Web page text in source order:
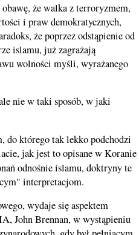
że walka z terroryzmem,
i praw demokratycznych,
że poprzez odstąpienie od
islamu, już zagrażają
wolności myśli, wyrażanego
nie w taki sposób, w jaki
którego tak lekko podchodzi
jak jest to opisane w Koranie
odnośnie islamu, doktryny te
interpretacjom.
wydaje się aspektem
John Brennan, w wystąpieniu